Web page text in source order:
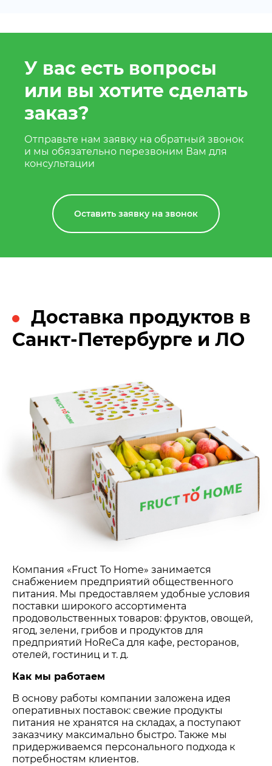
У вас есть вопросы
или вы хотите сделать
заказ?
Отправьте нам заявку на обратный звонок
и мы обязательно перезвоним Вам для
консультации
Оставить заявку на звонок
Доставка продуктов в
Санкт-Петербурге и ЛО
Компания «Fruct To Home» занимается
снабжением предприятий общественного
питания. Мы предоставляем удобные условия
поставки широкого ассортимента
продовольственных товаров: фруктов, овощей,
ягод, зелени, грибов и продуктов для
предприятий HoReCa для кафе, ресторанов,
отелей, гостиниц и т. д.
Как мы работаем
В основу работы компании заложена идея
оперативных поставок: свежие продукты
питания не хранятся на складах, а поступают
заказчику максимально быстро. Также мы
придерживаемся персонального подхода к
потребностям клиентов.